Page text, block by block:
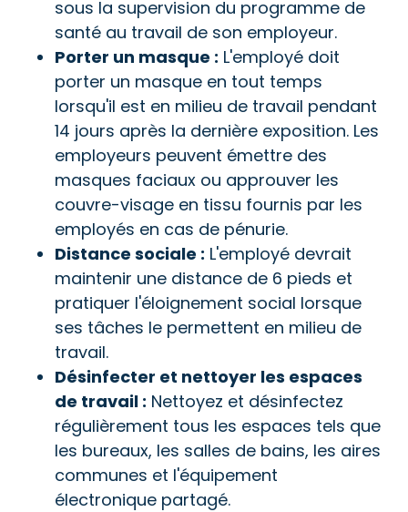
sous la supervision du programme de
santé au travail de son employeur.
Porter un masque : L'employé doit
porter un masque en tout temps
lorsqu'il est en milieu de travail pendant
14 jours après la dernière exposition. Les
employeurs peuvent émettre des
masques faciaux ou approuver les
couvre-visage en tissu fournis par les
employés en cas de pénurie.
Distance sociale : L'employé devrait
maintenir une distance de 6 pieds et
pratiquer l'éloignement social lorsque
ses tâches le permettent en milieu de
travail.
Désinfecter et nettoyer les espaces
de travail : Nettoyez et désinfectez
régulièrement tous les espaces tels que
les bureaux, les salles de bains, les aires
communes et l'équipement
électronique partagé.